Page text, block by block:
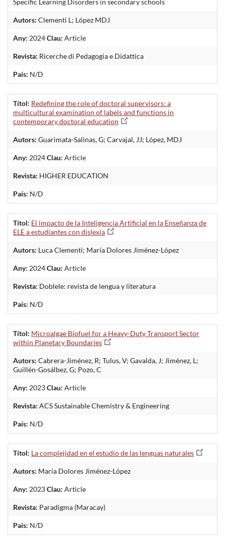
Autors: Clementi L; López MDJ
Any: 2024Clau: Article
Revista: Ricerche di Pedagogia e Didattica
País: N/D
Títol: Redefining the role of doctoral supervisors: a
multicultural examination of labels and functions in
contemporary doctoral education
Autors: Guarimata-Salinas, G; Carvajal, JJ; López, MDJ
Any: 2024Clau: Article
Revista: HIGHER EDUCATION
País: N/D
Títol: El impacto de la Inteligencia Artificial en la Enseñanza de
ELE a estudiantes con dislexia
Autors: Luca Clementi; María Dolores Jiménez-López
Any: 2024Clau: Article
Revista: Doblele: revista de lengua y literatura
País: N/D
Títol: Microalgae Biofuel for a Heavy-Duty Transport Sector
within Planetary Boundaries
Autors: Cabrera-Jiménez, R; Tulus, V; Gavalda, J; Jiménez, L;
Guillén-Gosálbez, G; Pozo, C
Any: 2023Clau: Article
Revista: ACS Sustainable Chemistry & Engineering
País: N/D
Títol: La complejidad en el estudio de las lenguas naturales
Autors: María Dolores Jiménez-López
Any: 2023Clau: Article
Revista: Paradigma (Maracay)
País: N/D